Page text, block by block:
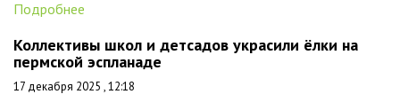
Подробнее
Коллективы школ и детсадов украсили ёлки на
пермской эспланаде
17 декабря 2025 , 12:18